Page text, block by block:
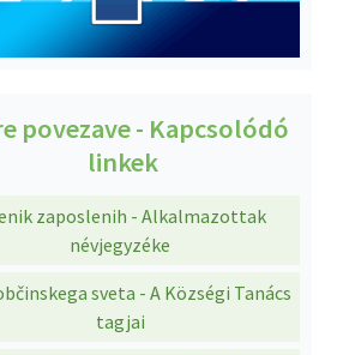
povezave - Kapcsolódó
linkek
zaposlenih - Alkalmazottak
névjegyzéke
sveta - A Községi Tanács
tagjai